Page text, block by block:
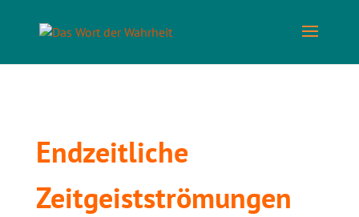
Endzeitliche
Zeitgeistströmungen